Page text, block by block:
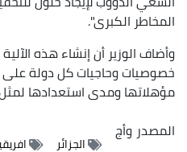
المخاطر الكبرى".
وأضاف الوزير أن إنشاء هذه
خصوصيات وحاجيات كل دولة على
مؤهلاتها ومدى استعدادها لمثل
المصدروأج
الجزائر افريقيا